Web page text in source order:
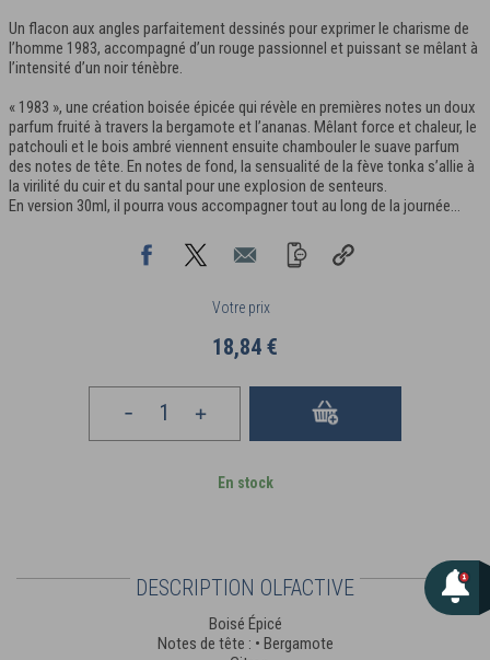
Un flacon aux angles parfaitement dessinés pour exprimer le charisme de
l’homme 1983, accompagné d’un rouge passionnel et puissant se mêlant à
l’intensité d’un noir ténèbre.
« 1983 », une création boisée épicée qui révèle en premières notes un doux
parfum fruité à travers la bergamote et l’ananas. Mêlant force et chaleur, le
patchouli et le bois ambré viennent ensuite chambouler le suave parfum
des notes de tête. En notes de fond, la sensualité de la fève tonka s’allie à
la virilité du cuir et du santal pour une explosion de senteurs.
En version 30ml, il pourra vous accompagner tout au long de la journée...
Votre prix
18,84 €
En stock
DESCRIPTION OLFACTIVE
Boisé Épicé
Notes de tête : • Bergamote